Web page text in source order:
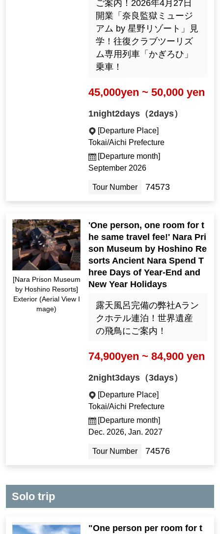
ご案内！2026年4月27日
開業「奈良監獄ミュージ
アム by 星野リゾート」見
学！往復クラブツーリズ
ム専用列車「かぎろひ」
乗車！
45,000yen ~ 50,000 yen
1night2days（2days）
[Departure Place]
Tokai/Aichi Prefecture
[Departure month]
September 2026
Tour Number 74573
[Nara Prison Museum
by Hoshino Resorts]
Exterior (Aerial View I
mage)
'One person, one room for t
he same travel fee!' Nara Pri
son Museum by Hoshino Re
sorts Ancient Nara Spend T
hree Days of Year-End and
New Year Holidays
露天風呂完備の弊社Aラン
クホテル連泊！世界遺産
の飛鳥にご案内！
74,900yen ~ 84,900 yen
2night3days（3days）
[Departure Place]
Tokai/Aichi Prefecture
[Departure month]
Dec. 2026, Jan. 2027
Tour Number 74576
Solo trip
"One person per room for t